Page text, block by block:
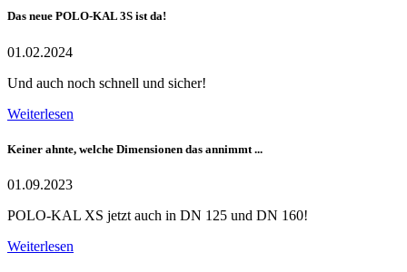
Das neue POLO-KAL 3S ist da!
01.02.2024
Und auch noch schnell und sicher!
Weiterlesen
Keiner ahnte, welche Dimensionen das annimmt ...
01.09.2023
POLO-KAL XS jetzt auch in DN 125 und DN 160!
Weiterlesen